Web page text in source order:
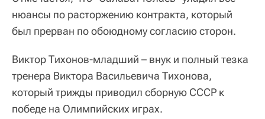
нюансы по расторжению контракта, который
был прерван по обоюдному согласию сторон.
Виктор Тихонов-младший – внук и полный тезка
тренера Виктора Васильевича Тихонова,
который трижды приводил сборную СССР к
победе на Олимпийских играх.